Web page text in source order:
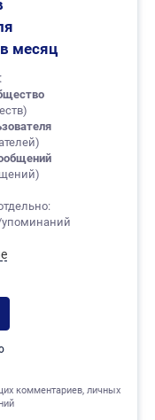
месяц
упоминаний
комментариев, личных